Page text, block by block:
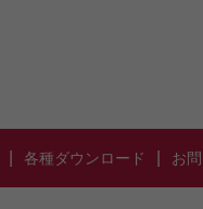
各種ダウンロード お